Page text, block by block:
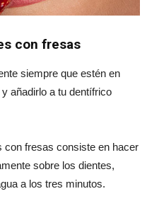
con fresas
siempre que estén en
y añadirlo a tu dentífrico
con fresas consiste en hacer
sobre los dientes,
a los tres minutos.